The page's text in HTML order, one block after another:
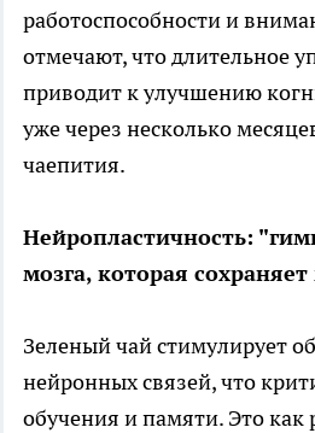
работоспособности и
отмечают, что длительное
приводит к улучшению
уже через несколько
чаепития.
Нейропластичность:
мозга, которая
Зеленый чай стимулирует
нейронных связей, что
обучения и памяти. Это как